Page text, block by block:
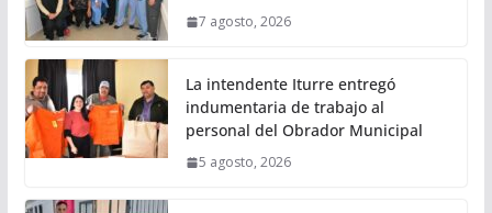
7 agosto, 2026
La intendente Iturre entregó
indumentaria de trabajo al
personal del Obrador Municipal
5 agosto, 2026